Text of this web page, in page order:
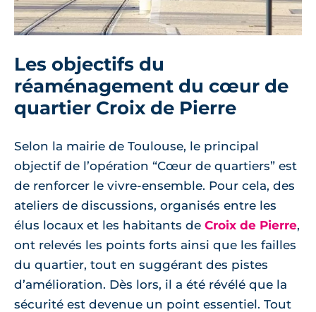
Les objectifs du
réaménagement du cœur de
quartier Croix de Pierre
Selon la mairie de Toulouse, le principal
objectif de l’opération “Cœur de quartiers” est
de renforcer le vivre-ensemble. Pour cela, des
ateliers de discussions, organisés entre les
élus locaux et les habitants de Croix de Pierre,
ont relevés les points forts ainsi que les failles
du quartier, tout en suggérant des pistes
d’amélioration. Dès lors, il a été révélé que la
sécurité est devenue un point essentiel. Tout